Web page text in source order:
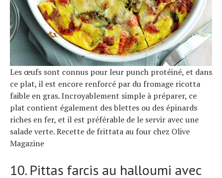
Les œufs sont connus pour leur punch protéiné, et dans
ce plat, il est encore renforcé par du fromage ricotta
faible en gras. Incroyablement simple à préparer, ce
plat contient également des blettes ou des épinards
riches en fer, et il est préférable de le servir avec une
salade verte. Recette de frittata au four chez Olive
Magazine
10. Pittas farcis au halloumi avec